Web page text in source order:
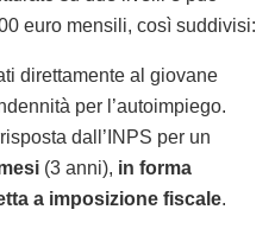
euro mensili, così suddivisi:
direttamente al giovane
per l’autoimpiego.
dall’INPS per un
(3 anni), in forma
a imposizione fiscale.